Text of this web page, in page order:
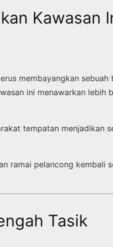
Kawasan
membayangkan sebuah
ini menawarkan lebih
tempatan menjadikan
ramai pelancong kembali
Tasik